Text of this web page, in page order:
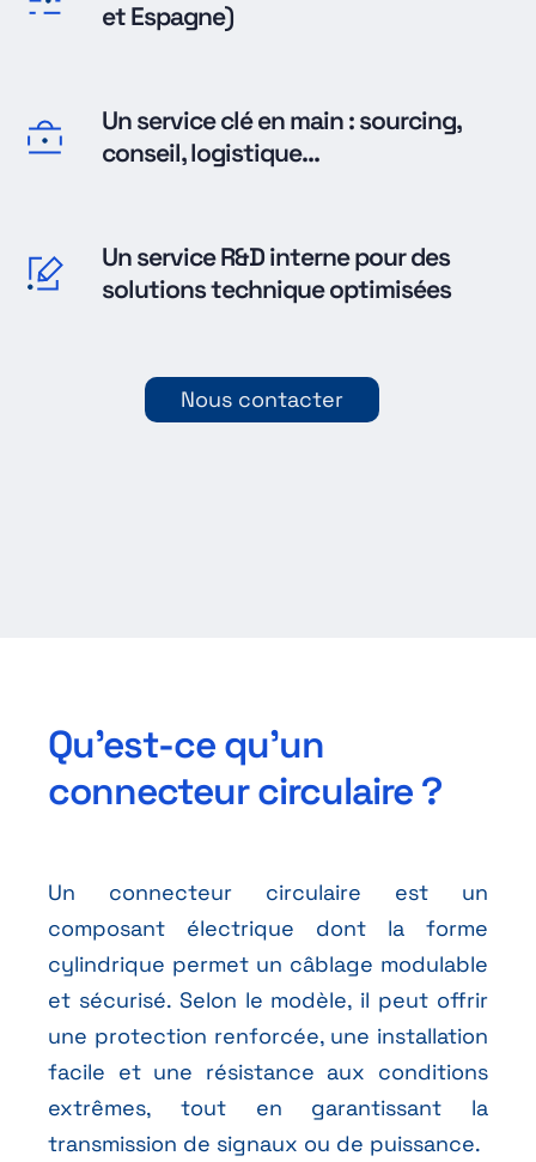
et Espagne)
Un service clé en main : sourcing,
conseil, logistique...
Un service R&D interne pour des
solutions technique optimisées
Nous contacter
Qu’est-ce qu’un
connecteur circulaire ?
Un connecteur circulaire est un
composant électrique dont la forme
cylindrique permet un câblage modulable
et sécurisé. Selon le modèle, il peut offrir
une protection renforcée, une installation
facile et une résistance aux conditions
extrêmes, tout en garantissant la
transmission de signaux ou de puissance.